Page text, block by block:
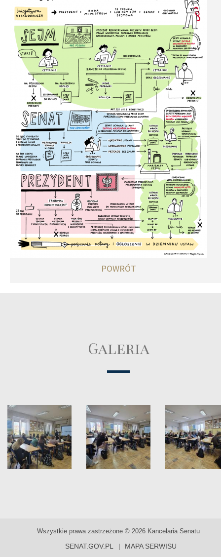
POWRÓT
Galeria
Wszystkie prawa zastrzeżone © 2026 Kancelaria Senatu
SENAT.GOV.PL MAPA SERWISU